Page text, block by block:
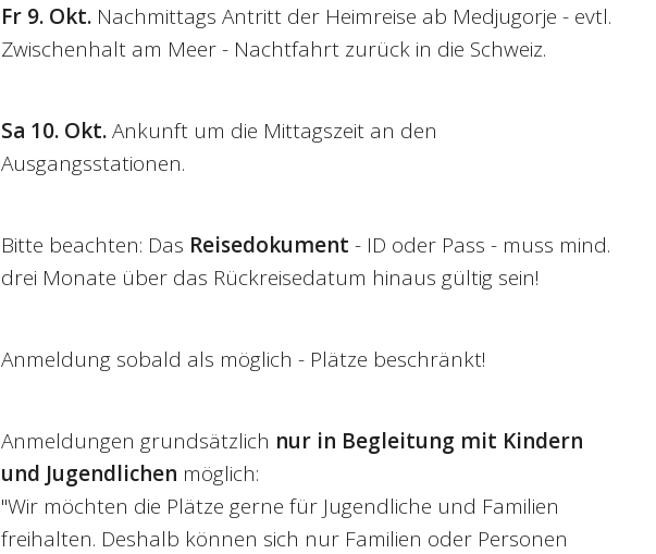
Fr 9. Okt.Nachmittags Antritt der Heimreise ab Medjugorje - evtl.
Zwischenhalt am Meer - Nachtfahrt zurück in die Schweiz.
Sa 10. Okt.Ankunft um die Mittagszeit an den
Ausgangsstationen.
Bitte beachten: Das Reisedokument - ID oder Pass - muss mind.
drei Monate über das Rückreisedatum hinaus gültig sein!
Anmeldung sobald als möglich - Plätze beschränkt!
Anmeldungen grundsätzlich nur in Begleitung mit Kindern
und Jugendlichen möglich:
"Wir möchten die Plätze gerne für Jugendliche und Familien
freihalten. Deshalb können sich nur Familien oder Personen